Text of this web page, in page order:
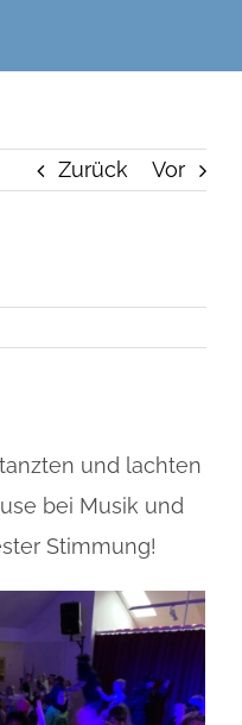
Zurück Vor
und lachten
bei Musik und
Stimmung!